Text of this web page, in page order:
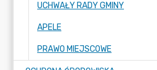
UCHWAŁY RADY GMINY
APELE
PRAWO MIEJSCOWE